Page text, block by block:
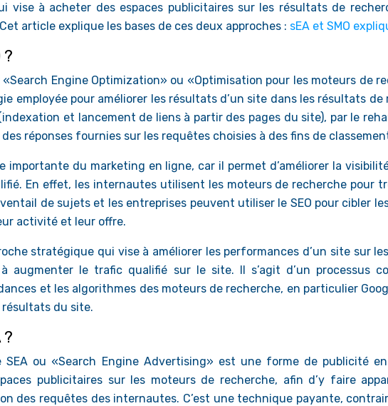
vise à acheter des espaces publicitaires sur les résultats de
article explique les bases de ces deux approches : sEA et SMO
?
«Search Engine Optimization» ou «Optimisation pour les moteurs de
employée pour améliorer les résultats d’un site dans les résultats de
et lancement de liens à partir des pages du site), par le
réponses fournies sur les requêtes choisies à des fins de
importante du marketing en ligne, car il permet d’améliorer la
En effet, les internautes utilisent les moteurs de recherche pour
de sujets et les entreprises peuvent utiliser le SEO pour cibler
activité et leur offre.
stratégique qui vise à améliorer les performances d’un site sur
augmenter le trafic qualifié sur le site. Il s’agit d’un processus
et les algorithmes des moteurs de recherche, en particulier
résultats du site.
?
SEA ou «Search Engine Advertising» est une forme de publicité
publicitaires sur les moteurs de recherche, afin d’y faire
des requêtes des internautes. C’est une technique payante,